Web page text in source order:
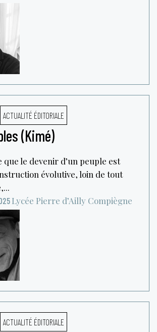
ACTUALITÉ ÉDITORIALE
(Kimé)
que le devenir d’un peuple est
évolutive, loin de tout
Lycée Pierre d’Ailly Compiègne
ACTUALITÉ ÉDITORIALE